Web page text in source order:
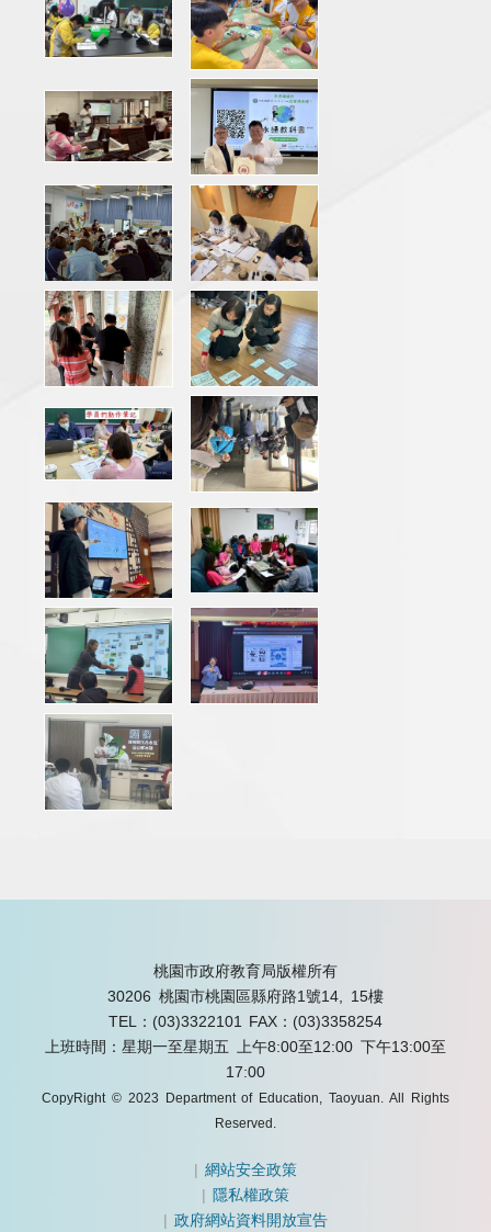
桃園市政府教育局版權所有
30206 桃園市桃園區縣府路1號14, 15樓
TEL：(03)3322101
FAX：(03)3358254
上班時間：星期一至星期五 上午8:00至12:00 下午13:00至
17:00
CopyRight © 2023 Department of Education, Taoyuan. All Rights
Reserved.
|網站安全政策
| 隱私權政策
|政府網站資料開放宣告